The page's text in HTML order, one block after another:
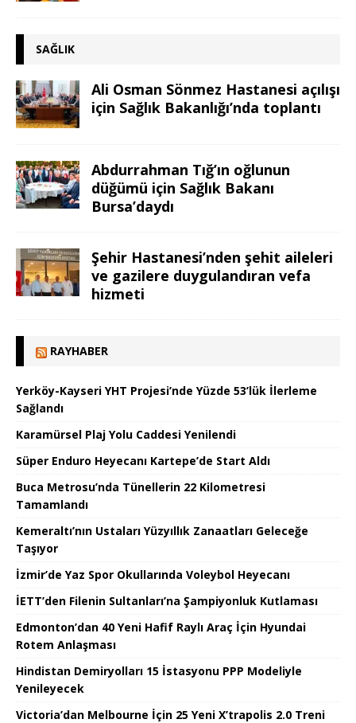
SAĞLIK
Ali Osman Sönmez Hastanesi açılışı
için Sağlık Bakanlığı’nda toplantı
Abdurrahman Tığ’ın oğlunun
düğümü için Sağlık Bakanı
Bursa’daydı
Şehir Hastanesi’nden şehit aileleri
ve gazilere duygulandıran vefa
hizmeti
RAYHABER
Yerköy-Kayseri YHT Projesi’nde Yüzde 53’lük İlerleme
Sağlandı
Karamürsel Plaj Yolu Caddesi Yenilendi
Süper Enduro Heyecanı Kartepe’de Start Aldı
Buca Metrosu’nda Tünellerin 22 Kilometresi
Tamamlandı
Kemeraltı’nın Ustaları Yüzyıllık Zanaatları Geleceğe
Taşıyor
İzmir’de Yaz Spor Okullarında Voleybol Heyecanı
İETT’den Filenin Sultanları’na Şampiyonluk Kutlaması
Edmonton’dan 40 Yeni Hafif Raylı Araç İçin Hyundai
Rotem Anlaşması
Hindistan Demiryolları 15 İstasyonu PPP Modeliyle
Yenileyecek
Victoria’dan Melbourne İçin 25 Yeni X’trapolis 2.0 Treni